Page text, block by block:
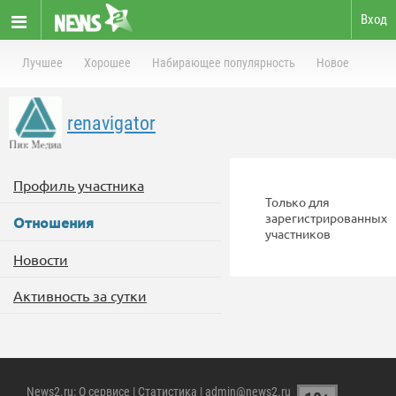
Вход
Лучшее Хорошее Набирающее популярность Новое
renavigator
Профиль участника
Отношения
Новости
Активность за сутки
Только для
зарегистрированных
участников
News2.ru: О сервисе | Статистика | admin@news2.ru